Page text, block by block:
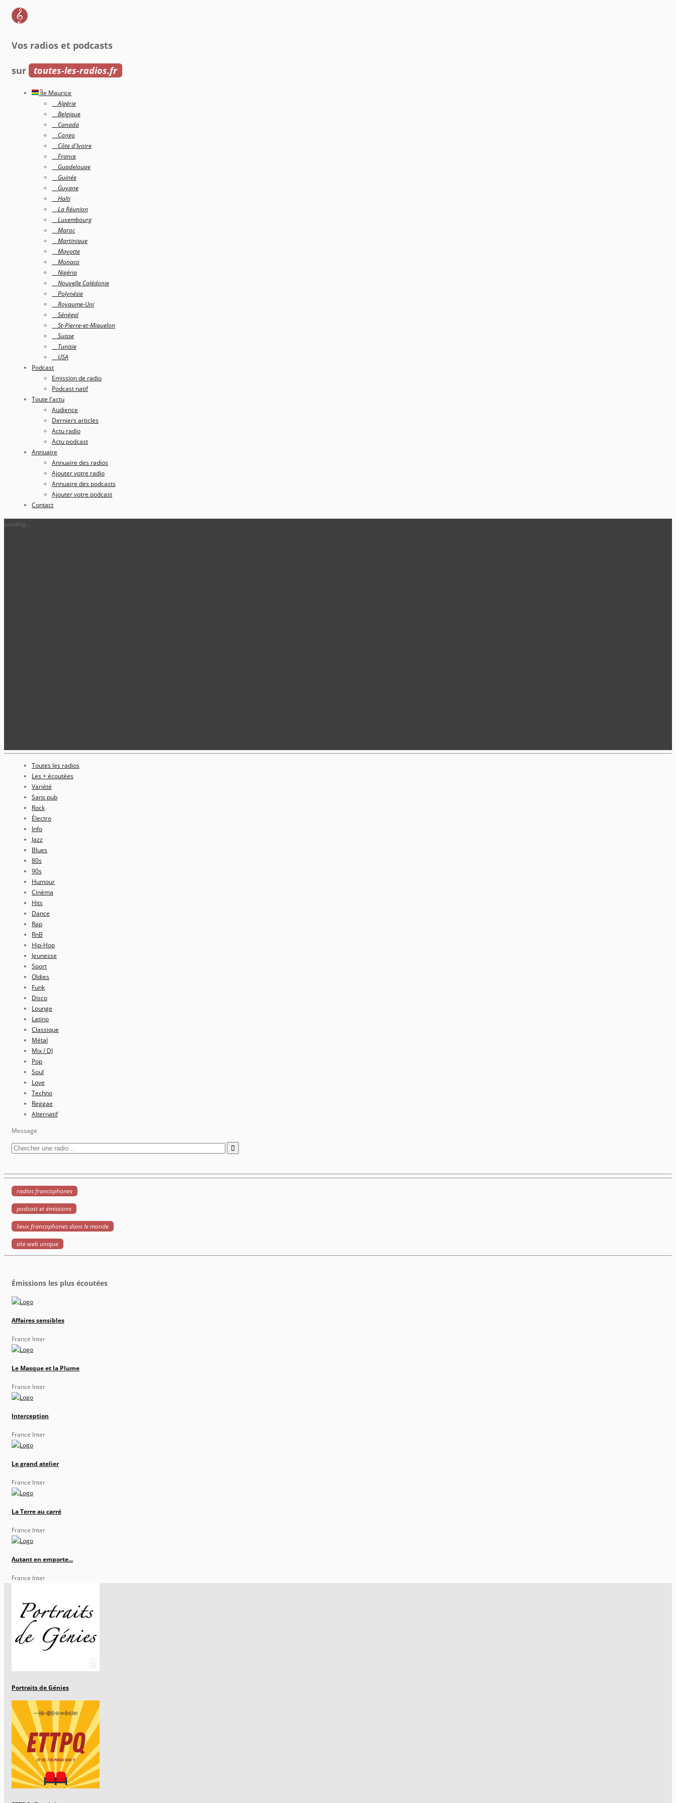
Vos radios et podcasts
sur toutes-les-radios.fr
Île Maurice
Algérie
Belgique
Canada
Congo
Côte d'Ivoire
France
Guadeloupe
Guinée
Guyane
Haîti
La Réunion
Luxembourg
Maroc
Martinique
Mayotte
Monaco
Nigéria
Nouvelle Calédonie
Polynésie
Royaume-Uni
Sénégal
St-Pierre-et-Miquelon
Suisse
Tunisie
USA
Podcast
Emission de radio
Podcast natif
Toute l'actu
Audience
Derniers articles
Actu radio
Actu podcast
Annuaire
Annuaire des radios
Ajouter votre radio
Annuaire des podcasts
Ajouter votre podcast
Contact
Loading...
Toutes les radios
Les + écoutées
Variété
Sans pub
Rock
Électro
Info
Jazz
Blues
80s
90s
Humour
Cinéma
Hits
Dance
Rap
RnB
Hip-Hop
Jeunesse
Sport
Oldies
Funk
Disco
Lounge
Latino
Classique
Métal
Mix / DJ
Pop
Soul
Love
Techno
Reggae
Alternatif
Message
radios francophones
podcast et émissions
lieux francophones dans le monde
site web unique
Émissions les plus écoutées
Affaires sensibles
France Inter
Le Masque et la Plume
France Inter
Interception
France Inter
Le grand atelier
France Inter
La Terre au carré
France Inter
Autant en emporte...
France Inter
Portraits de Génies